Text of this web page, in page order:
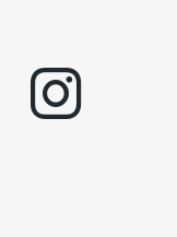
instagram